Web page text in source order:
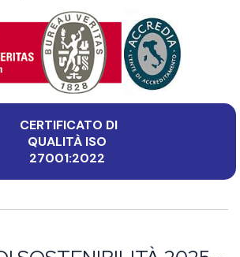
CERTIFICATO DI
QUALITÀ ISO
27001:2022